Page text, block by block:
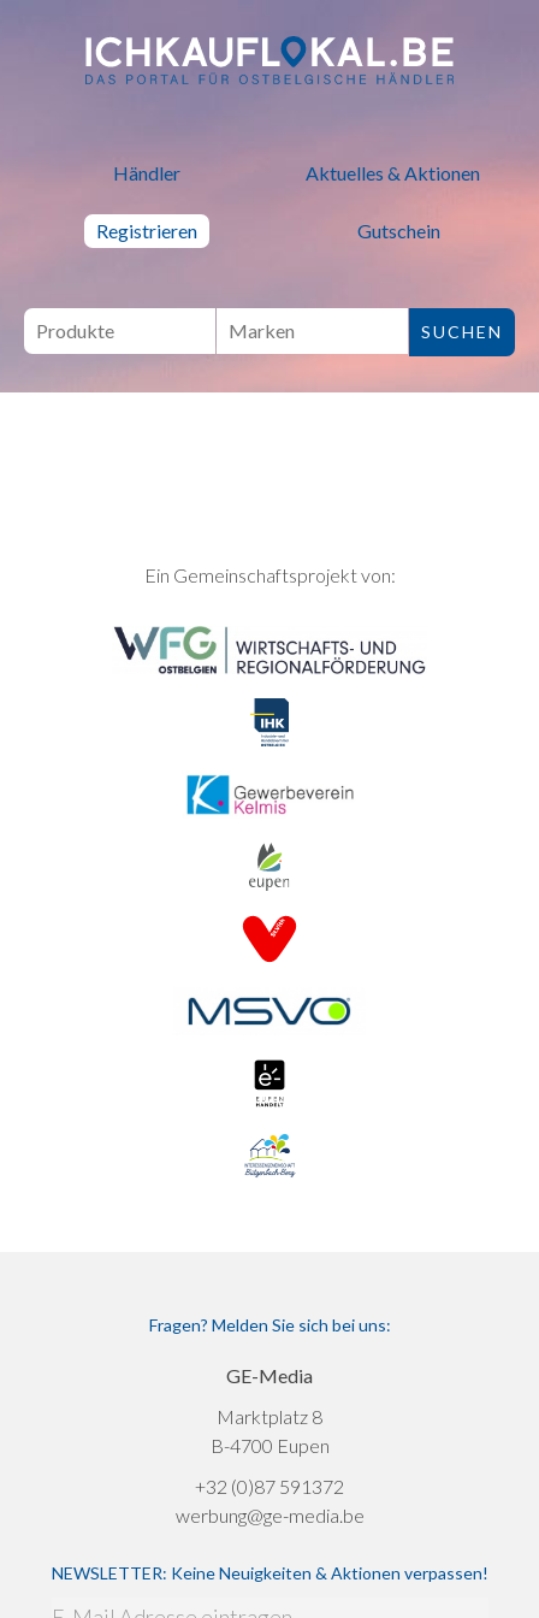
ich kauf lokal - Bei lokalen
Händler Aktuelles & Aktionen
Registrieren Gutschein
SEITENFUSSEin Gemeinschaftsprojekt von:
Fragen? Melden Sie sich bei uns:
GE-Media
Marktplatz 8
B-4700 Eupen
+32 (0)87 591372
werbung@ge-media.be
NEWSLETTER: Keine Neuigkeiten & Aktionen verpassen!